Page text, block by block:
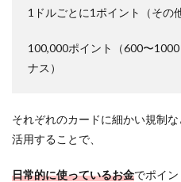
1ドルごとに1ポイント（その
100,000ポイント（600〜
ナス）
それぞれのカードに細かい規制
活用することで、
日常的に使っているお金でポイ